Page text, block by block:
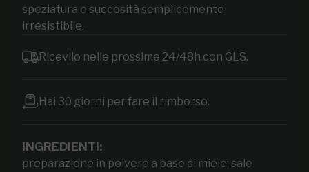
speziatura e succosità semplicemente
irresistibile.
Ricevilo nelle prossime 24/48h con GLS.
Hai 30 giorni per fare il rimborso.
INGREDIENTI:
preparazione in polvere a base di miele; sale